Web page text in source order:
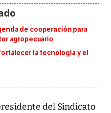
de cooperación para
agropecuario
la tecnología y el
del Sindicato